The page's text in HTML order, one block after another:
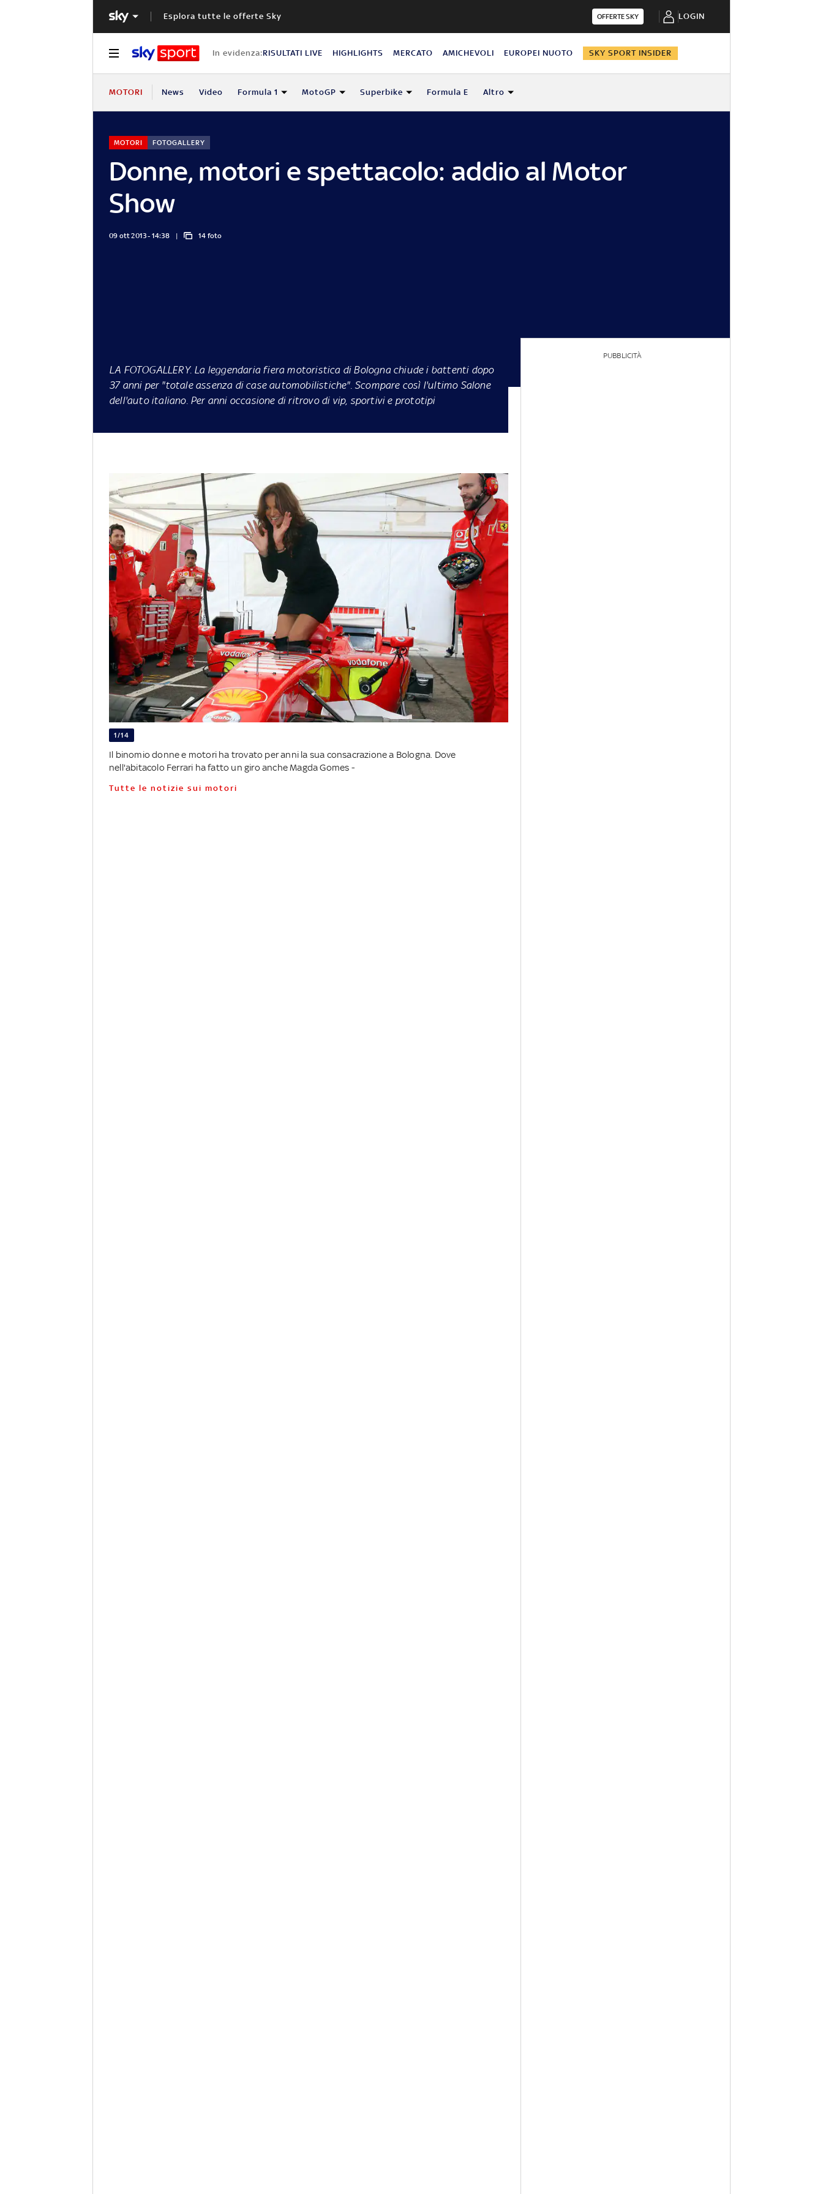
Esplora tutte le offerte Sky OFFERTE SKY LOGIN
In evidenza:RISULTATI LIVE HIGHLIGHTS MERCATO AMICHEVOLI EUROPEI NUOTO SKY SPORT INSIDER
MOTORI News Video Formula 1 MotoGP Superbike Formula E Altro
Donne, motori e spettacolo: addio al Motor
Show
MOTORI FOTOGALLERY
09 ott 2013 - 14:38 14 foto
LA FOTOGALLERY. La leggendaria fiera motoristica di Bologna chiude i battenti dopo
37 anni per "totale assenza di case automobilistiche". Scompare così l'ultimo Salone
dell'auto italiano. Per anni occasione di ritrovo di vip, sportivi e prototipi
1/14
Il binomio donne e motori ha trovato per anni la sua consacrazione a Bologna. Dove
nell'abitacolo Ferrari ha fatto un giro anche Magda Gomes -
Tutte le notizie sui motori
PUBBLICITÀ